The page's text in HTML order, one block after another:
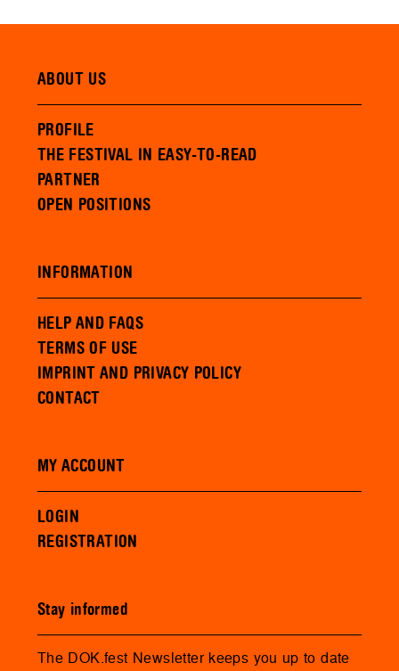
ABOUT US
PROFILE
THE FESTIVAL IN EASY-TO-READ
PARTNER
OPEN POSITIONS
INFORMATION
HELP AND FAQS
TERMS OF USE
IMPRINT AND PRIVACY POLICY
CONTACT
MY ACCOUNT
LOGIN
REGISTRATION
Stay informed
The DOK.fest Newsletter keeps you up to date